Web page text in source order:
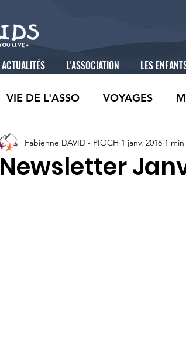
ACTUALITÉS L'ASSOCIATION LES
VIE DE L'ASSO VOYAGES
Newsletter
Fabienne DAVID - PIOCH 1 janv. 2018 1